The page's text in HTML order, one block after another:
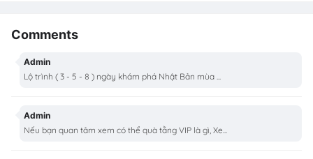
Comments
Admin
Lộ trình ( 3 - 5 - 8 ) ngày khám phá Nhật Bản mùa ...
Admin
Nếu bạn quan tâm xem có thể quà tằng VIP là gì, Xe...